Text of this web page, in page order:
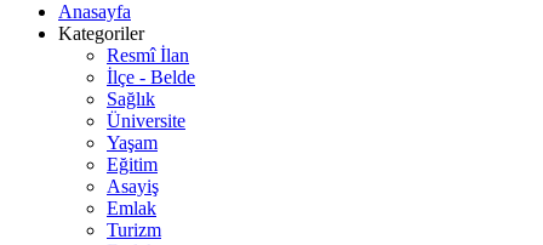
Anasayfa
Kategoriler
Resmî İlan
İlçe - Belde
Sağlık
Üniversite
Yaşam
Eğitim
Asayiş
Emlak
Turizm